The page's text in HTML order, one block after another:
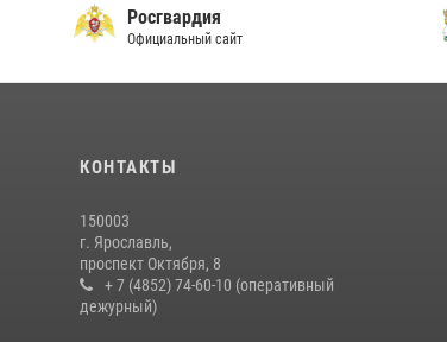
Росгвардия
Официальный сайт
КОНТАКТЫ
150003
г. Ярославль,
проспект Октября, 8
+ 7 (4852) 74-60-10 (оперативный
дежурный)